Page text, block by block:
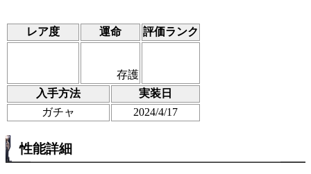
レア度 運命 評価ランク
存護
入手方法
実装日
ガチャ
2024/4/17
性能詳細